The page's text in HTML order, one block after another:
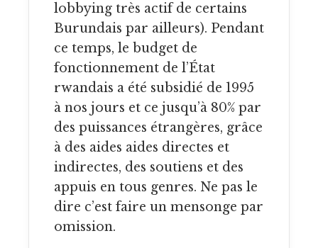
lobbying très actif de certains
Burundais par ailleurs). Pendant
ce temps, le budget de
fonctionnement de l’État
rwandais a été subsidié de 1995
à nos jours et ce jusqu’à 80% par
des puissances étrangères, grâce
à des aides aides directes et
indirectes, des soutiens et des
appuis en tous genres. Ne pas le
dire c’est faire un mensonge par
omission.